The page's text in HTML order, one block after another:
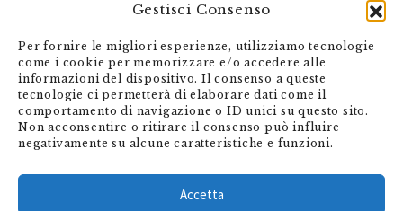
Gestisci Consenso
Per fornire le migliori esperienze, utilizziamo tecnologie
come i cookie per memorizzare e/o accedere alle
informazioni del dispositivo. Il consenso a queste
tecnologie ci permetterà di elaborare dati come il
comportamento di navigazione o ID unici su questo sito.
Non acconsentire o ritirare il consenso può influire
negativamente su alcune caratteristiche e funzioni.
Accetta
Termini e condizioni
Spese di spedizione
Politica dei resi
Informativa sulla privacy
Il mio account
Carrello
Via Giovanni Antonio Orelli 29